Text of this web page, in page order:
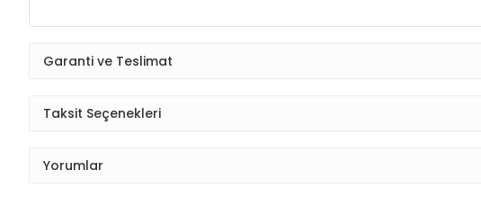
Garanti ve Teslimat
Taksit Seçenekleri
Yorumlar